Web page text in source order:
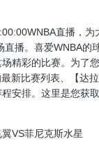
直播，为
直播。喜爱WNBA的
精彩的比赛。为了
新比赛列表、【达
安排。这里是您获
翼VS菲尼克斯水星